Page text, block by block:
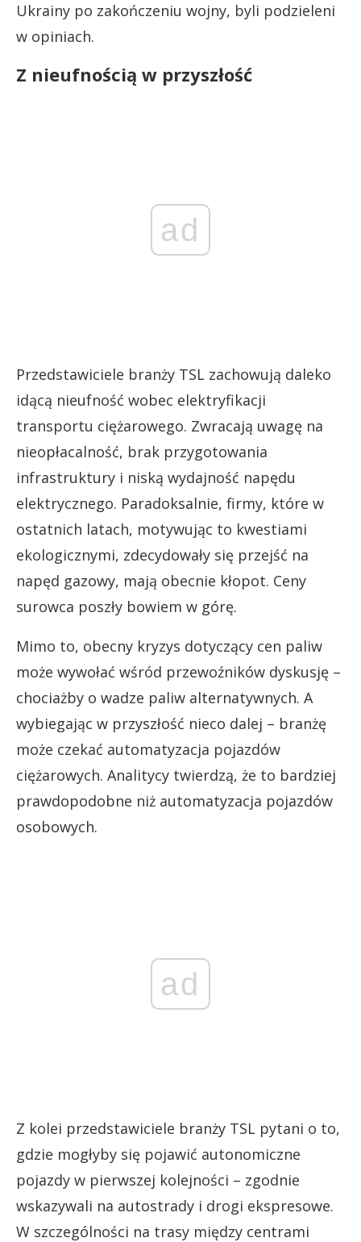
Ukrainy po zakończeniu wojny, byli podzieleni
w opiniach.
Z nieufnością w przyszłość
ad
Przedstawiciele branży TSL zachowują daleko
idącą nieufność wobec elektryfikacji
transportu ciężarowego. Zwracają uwagę na
nieopłacalność, brak przygotowania
infrastruktury i niską wydajność napędu
elektrycznego. Paradoksalnie, firmy, które w
ostatnich latach, motywując to kwestiami
ekologicznymi, zdecydowały się przejść na
napęd gazowy, mają obecnie kłopot. Ceny
surowca poszły bowiem w górę.
Mimo to, obecny kryzys dotyczący cen paliw
może wywołać wśród przewoźników dyskusję –
chociażby o wadze paliw alternatywnych. A
wybiegając w przyszłość nieco dalej – branżę
może czekać automatyzacja pojazdów
ciężarowych. Analitycy twierdzą, że to bardziej
prawdopodobne niż automatyzacja pojazdów
osobowych.
ad
Z kolei przedstawiciele branży TSL pytani o to,
gdzie mogłyby się pojawić autonomiczne
pojazdy w pierwszej kolejności – zgodnie
wskazywali na autostrady i drogi ekspresowe.
W szczególności na trasy między centrami